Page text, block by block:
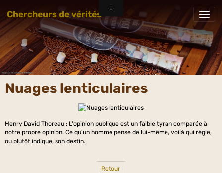
Chercheurs de vérités
Nuages lenticulaires
Henry David Thoreau : L'opinion publique est un faible tyran comparée à
notre propre opinion. Ce qu'un homme pense de lui-même, voilà qui règle,
ou plutôt indique, son destin.
Retour